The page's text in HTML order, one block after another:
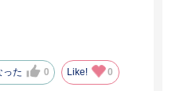
った 0 Like! 0